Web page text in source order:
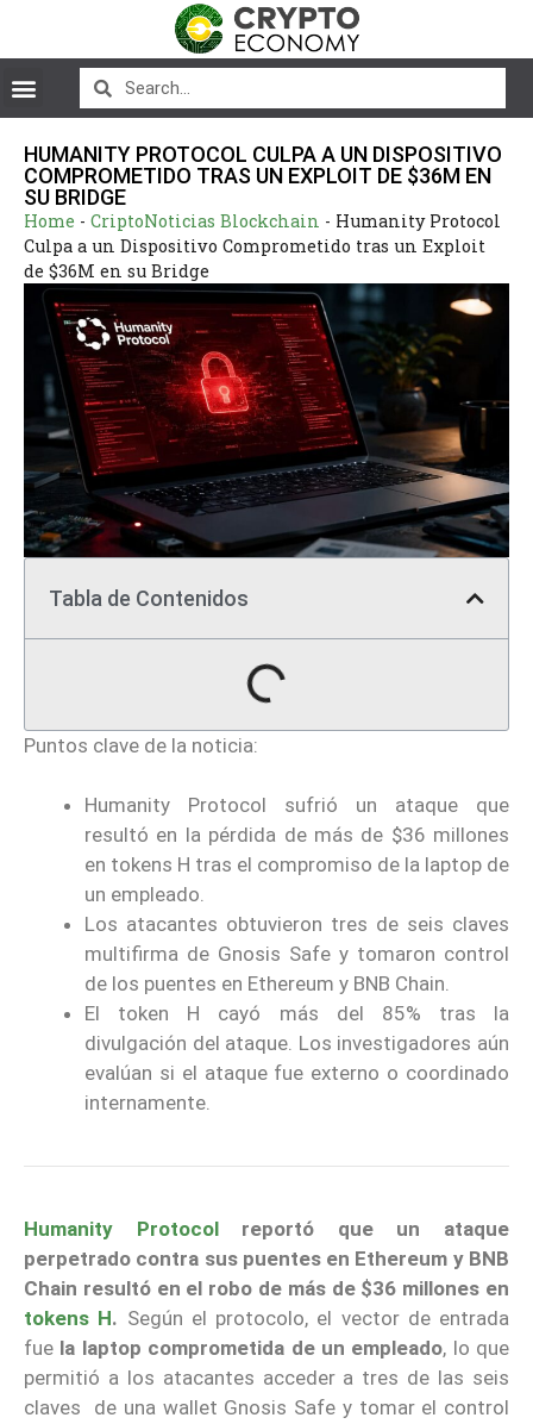
HUMANITY PROTOCOL CULPA A UN DISPOSITIVO
COMPROMETIDO TRAS UN EXPLOIT DE $36M EN
SU BRIDGE
Home - CriptoNoticias Blockchain - Humanity Protocol
Culpa a un Dispositivo Comprometido tras un Exploit
de $36M en su Bridge
Tabla de Contenidos
Puntos clave de la noticia:
Humanity Protocol sufrió un ataque que
resultó en la pérdida de más de $36 millones
en tokens H tras el compromiso de la laptop de
un empleado.
Los atacantes obtuvieron tres de seis claves
multifirma de Gnosis Safe y tomaron control
de los puentes en Ethereum y BNB Chain.
El token H cayó más del 85% tras la
divulgación del ataque. Los investigadores aún
evalúan si el ataque fue externo o coordinado
internamente.
Humanity Protocol
reportó que un ataque
perpetrado contra sus puentes en Ethereum y BNB
Chain resultó en el robo de más de $36 millones en
tokens H. Según el protocolo, el vector de entrada
fue la laptop comprometida de un empleado, lo que
permitió a los atacantes acceder a tres de las seis
claves de una wallet Gnosis Safe y tomar el control